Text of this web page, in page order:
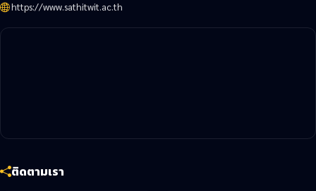
https://www.sathitwit.ac.th
ติดตามเรา